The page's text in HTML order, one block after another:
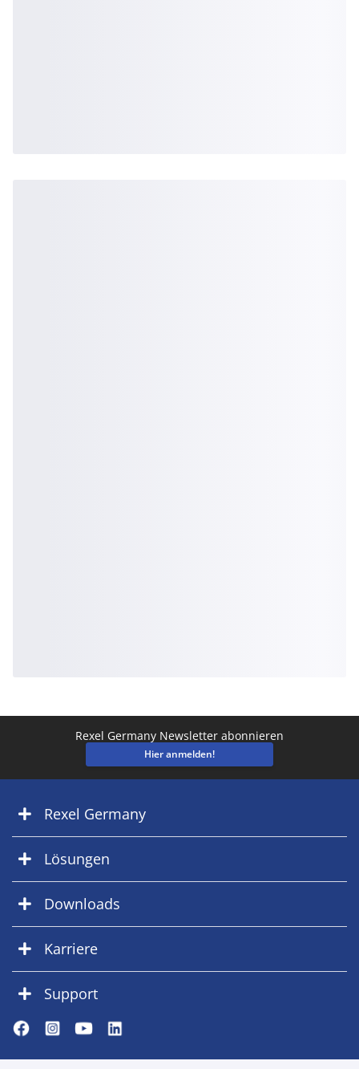
Rexel Germany Newsletter abonnieren
Hier anmelden!
Rexel Germany
Lösungen
Downloads
Karriere
Support